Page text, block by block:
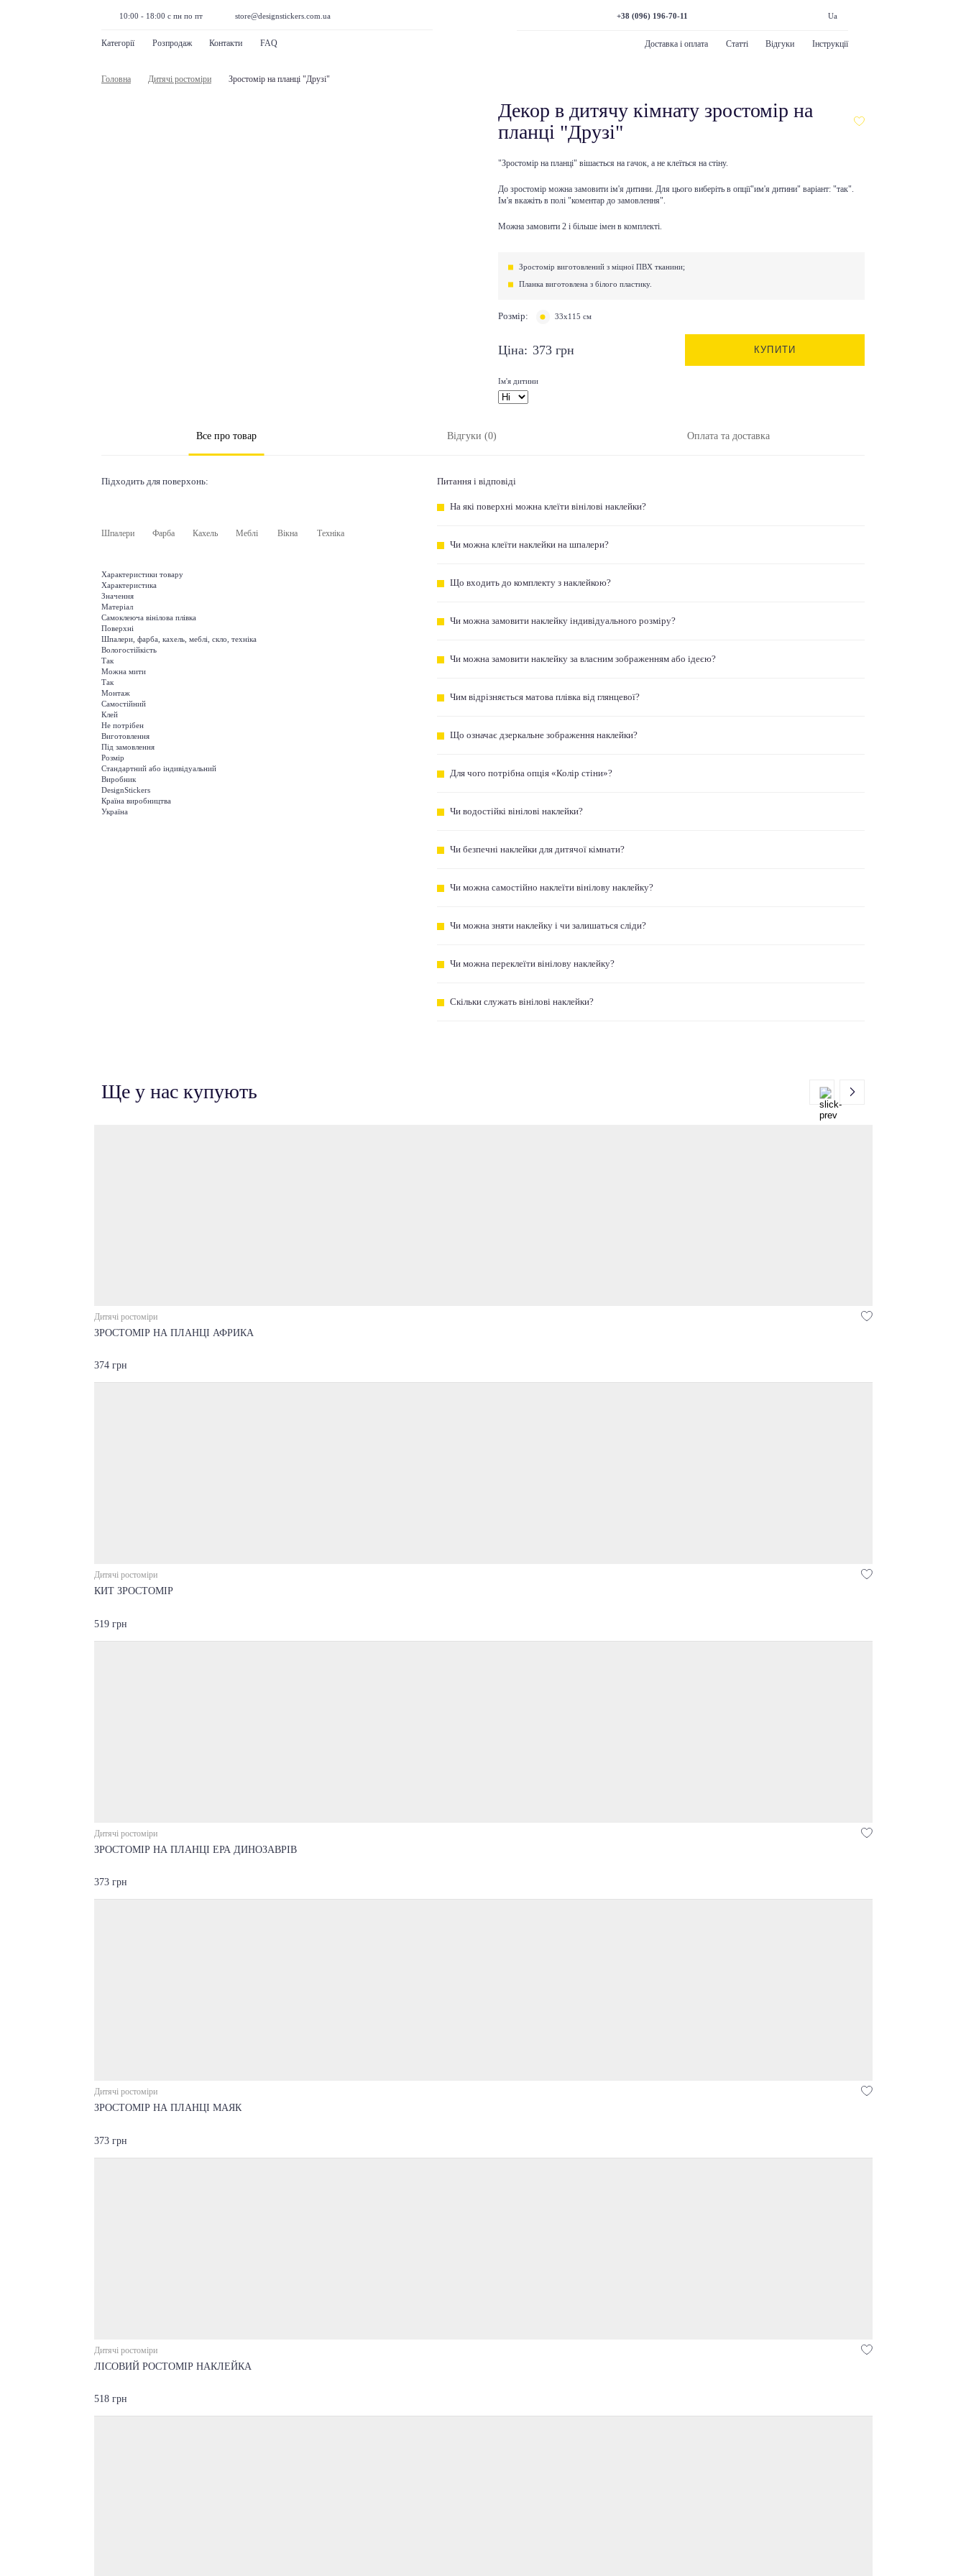
10:00 - 18:00 с пн по пт store@designstickers.com.ua
Категорії Розпродаж Контакти FAQ
+38 (096) 196-70-11 Ua
Доставка і оплата Статті Відгуки Інструкції
Головна Дитячі ростоміри Зростомір на планці "Друзі"
Декор в дитячу кімнату зростомір на
планці "Друзі"
"Зростомір на планці" вішається на гачок, а не клеїться на стіну.
До зростомір можна замовити ім'я дитини. Для цього виберіть в опції"им'я дитини" варіант: "так".
Ім'я вкажіть в полі "коментар до замовлення".
Можна замовити 2 і більше імен в комплекті.
Зростомір виготовлений з міцної ПВХ тканини;
Планка виготовлена ​​з білого пластику.
Розмір: 33х115 см
Ціна: 373 грн КУПИТИ
Ім'я дитини
Все про товар Відгуки (0) Оплата та доставка
Підходить для поверхонь:
Шпалери Фарба Кахель Меблі Вікна Техніка
Характеристики товару
Характеристика
Значення
Матеріал
Самоклеюча вінілова плівка
Поверхні
Шпалери, фарба, кахель, меблі, скло, техніка
Вологостійкість
Так
Можна мити
Так
Монтаж
Самостійний
Клей
Не потрібен
Виготовлення
Під замовлення
Розмір
Стандартний або індивідуальний
Виробник
DesignStickers
Країна виробництва
Україна
Питання і відповіді
На які поверхні можна клеїти вінілові наклейки?
Чи можна клеїти наклейки на шпалери?
Що входить до комплекту з наклейкою?
Чи можна замовити наклейку індивідуального розміру?
Чи можна замовити наклейку за власним зображенням або ідеєю?
Чим відрізняється матова плівка від глянцевої?
Що означає дзеркальне зображення наклейки?
Для чого потрібна опція «Колір стіни»?
Чи водостійкі вінілові наклейки?
Чи безпечні наклейки для дитячої кімнати?
Чи можна самостійно наклеїти вінілову наклейку?
Чи можна зняти наклейку і чи залишаться сліди?
Чи можна переклеїти вінілову наклейку?
Скільки служать вінілові наклейки?
Ще у нас купують
Дитячі ростоміри
ЗРОСТОМІР НА ПЛАНЦІ АФРИКА
374 грн
Дитячі ростоміри
КИТ ЗРОСТОМІР
519 грн
Дитячі ростоміри
ЗРОСТОМІР НА ПЛАНЦІ ЕРА ДИНОЗАВРІВ
373 грн
Дитячі ростоміри
ЗРОСТОМІР НА ПЛАНЦІ МАЯК
373 грн
Дитячі ростоміри
ЛІСОВИЙ РОСТОМІР НАКЛЕЙКА
518 грн